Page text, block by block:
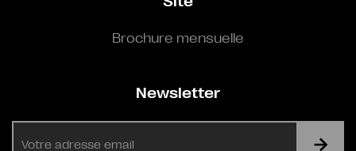
Brochure mensuelle
Newsletter